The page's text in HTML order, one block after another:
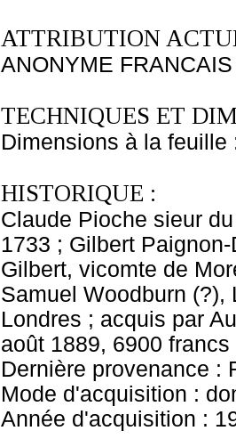
ATTRIBUTION
ANONYME FRANCAIS
TECHNIQUES ET
Dimensions à la
HISTORIQUE :
Claude Pioche sieur
1733 ; Gilbert
Gilbert, vicomte de
Samuel Woodburn
Londres ; acquis par
août 1889, 6900
Dernière provenance :
Mode d'acquisition :
Année d'acquisition :